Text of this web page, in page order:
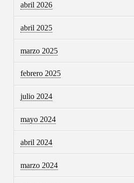
abril 2026
abril 2025
marzo 2025
febrero 2025
julio 2024
mayo 2024
abril 2024
marzo 2024